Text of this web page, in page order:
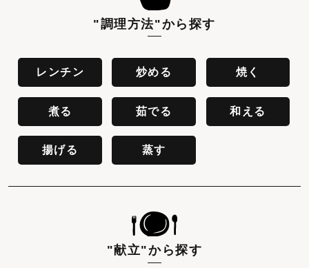
"調理方法"から探す
レンチン 炒める 焼く
煮る 茹でる 和える
揚げる 蒸す
"献立"から探す